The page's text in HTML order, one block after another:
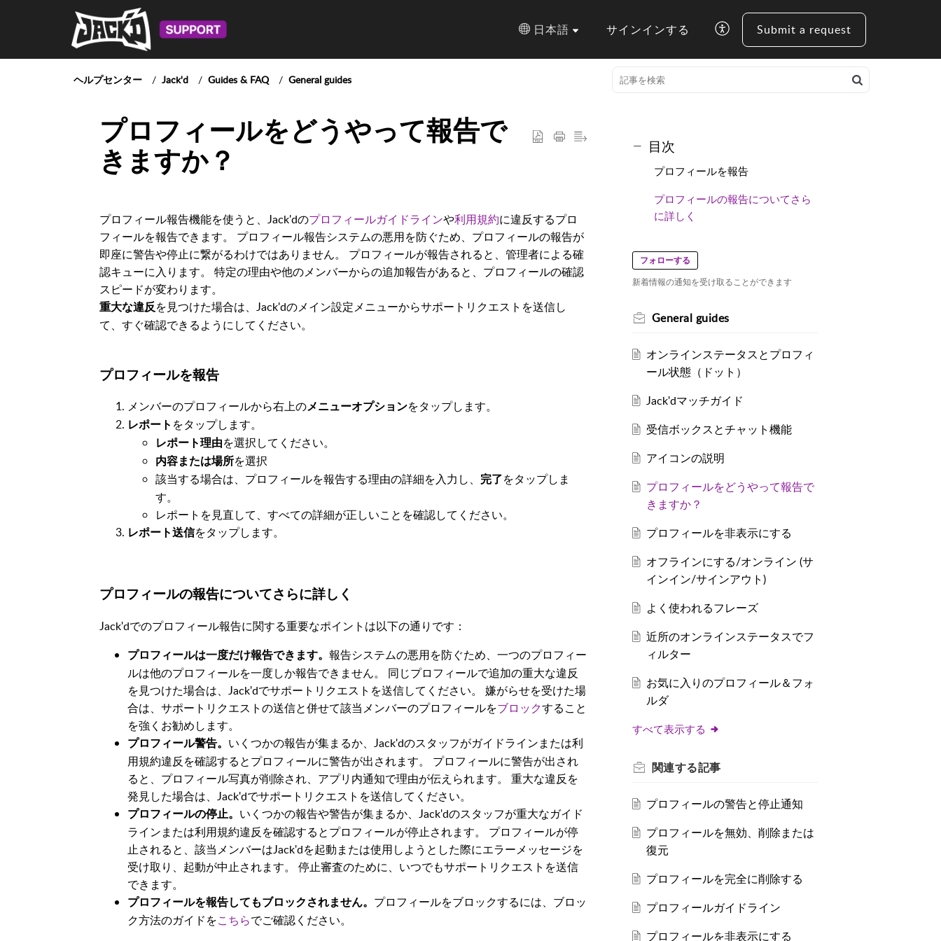
日本語 サインインする Submit a request
ヘルプセンター Jack'd Guides & FAQ General guides
プロフィールをどうやって報告で
きますか？
プロフィール報告機能を使うと、Jack'dのプロフィールガイドラインや利用規約に違反するプロ
フィールを報告できます。 プロフィール報告システムの悪用を防ぐため、プロフィールの報告が
即座に警告や停止に繋がるわけではありません。 プロフィールが報告されると、管理者による確
認キューに入ります。 特定の理由や他のメンバーからの追加報告があると、プロフィールの確認
スピードが変わります。
重大な違反 を見つけた場合は、Jack'dのメイン設定メニューからサポートリクエストを送信し
て、すぐ確認できるようにしてください。
プロフィールを報告
メンバーのプロフィールから右上のメニューオプションをタップします。
レポート をタップします。
レポート理由を選択してください。
内容または場所を選択
該当する場合は、プロフィールを報告する理由の詳細を入力し、
完了 をタップしま
す。
レポートを見直して、すべての詳細が正しいことを確認してください。
レポート送信をタップします。
プロフィールの報告についてさらに詳しく
Jack'dでのプロフィール報告に関する重要なポイントは以下の通りです：
プロフィールは一度だけ報告できます。 報告システムの悪用を防ぐため、一つのプロフィー
ルは他のプロフィールを一度しか報告できません。 同じプロフィールで追加の重大な違反
を見つけた場合は、Jack'dでサポートリクエストを送信してください。 嫌がらせを受けた場
合は、サポートリクエストの送信と併せて該当メンバーのプロフィールをブロックすること
を強くお勧めします。
プロフィール警告。 いくつかの報告が集まるか、Jack'dのスタッフがガイドラインまたは利
用規約違反を確認するとプロフィールに警告が出されます。 プロフィールに警告が出され
ると、プロフィール写真が削除され、アプリ内通知で理由が伝えられます。 重大な違反を
発見した場合は、Jack'dでサポートリクエストを送信してください。
プロフィールの停止。 いくつかの報告や警告が集まるか、Jack'dのスタッフが重大なガイド
ラインまたは利用規約違反を確認するとプロフィールが停止されます。 プロフィールが停
止されると、該当メンバーはJack'dを起動または使用しようとした際にエラーメッセージを
受け取り、起動が中止されます。 停止審査のために、いつでもサポートリクエストを送信
できます。
プロフィールを報告してもブロックされません。 プロフィールをブロックするには、ブロッ
ク方法のガイドをこちらでご確認ください。
目次
プロフィールを報告
プロフィールの報告についてさら
に詳しく
フォローする
新着情報の通知を受け取ることができます
General guides
オンラインステータスとプロフィ
ール状態（ドット）
Jack'dマッチガイド
受信ボックスとチャット機能
アイコンの説明
プロフィールをどうやって報告で
きますか？
プロフィールを非表示にする
オフラインにする/オンライン (サ
インイン/サインアウト)
よく使われるフレーズ
近所のオンラインステータスでフ
ィルター
お気に入りのプロフィール＆フォ
ルダ
すべて表示する
関連する記事
プロフィールの警告と停止通知
プロフィールを無効、削除または
復元
プロフィールを完全に削除する
プロフィールガイドライン
プロフィールを非表示にする